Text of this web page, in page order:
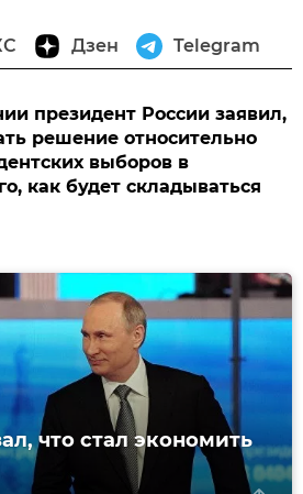
Дзен Telegram
президент России заявил,
решение относительно
выборов в
как будет складываться
что стал экономить